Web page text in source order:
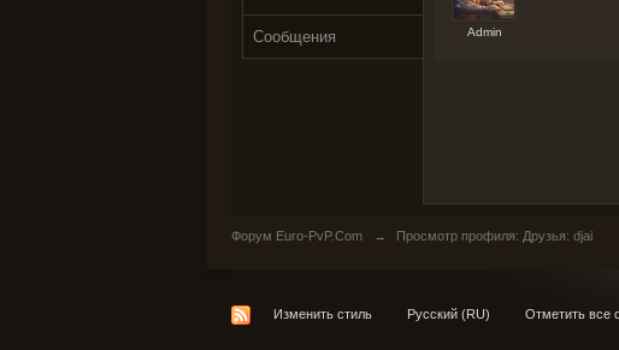
Сообщения Admin
Форум Euro-PvP.Com → Просмотр профиля: Друзья: djai
Изменить стиль Русский (RU) Отметить все